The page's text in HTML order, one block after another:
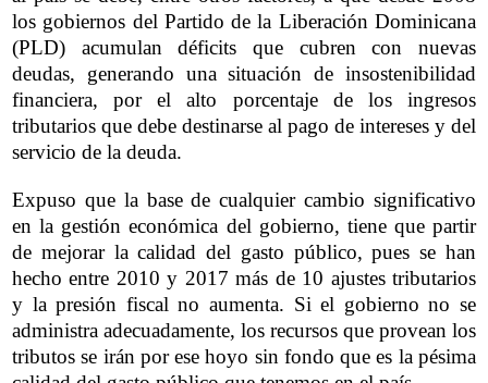
los gobiernos del Partido de la Liberación Dominicana
(PLD) acumulan déficits que cubren con nuevas
deudas, generando una situación de insostenibilidad
financiera, por el alto porcentaje de los ingresos
tributarios que debe destinarse al pago de intereses y del
servicio de la deuda.
Expuso que la base de cualquier cambio significativo
en la gestión económica del gobierno, tiene que partir
de mejorar la calidad del gasto público, pues se han
hecho entre 2010 y 2017 más de 10 ajustes tributarios
y la presión fiscal no aumenta. Si el gobierno no se
administra adecuadamente, los recursos que provean los
tributos se irán por ese hoyo sin fondo que es la pésima